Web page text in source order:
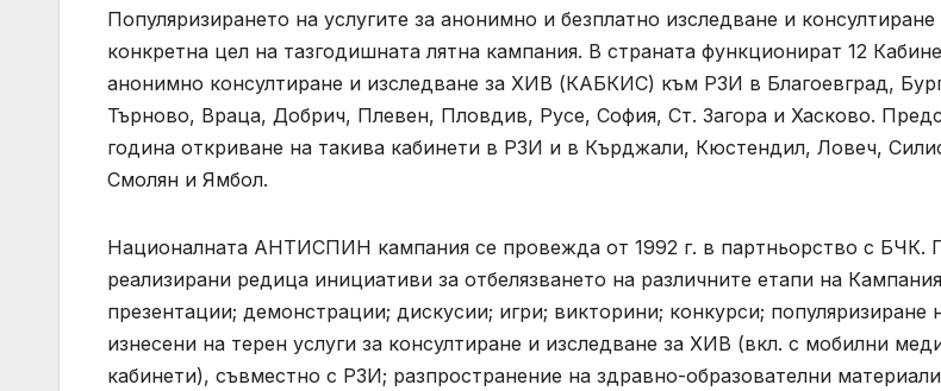
Популяризирането на услугите за анонимно и безплатно изследване и
конкретна цел на тазгодишната лятна кампания. В страната функционират 12
анонимно консултиране и изследване за ХИВ (КАБКИС) към РЗИ в Благоевград,
Търново, Враца, Добрич, Плевен, Пловдив, Русе, София, Ст. Загора и Хасково.
година откриване на такива кабинети в РЗИ и в Кърджали, Кюстендил, Ловеч,
Смолян и Ямбол.
Националната АНТИСПИН кампания се провежда от 1992 г. в партньорство с БЧК.
реализирани редица инициативи за отбелязването на различните етапи на
презентации; демонстрации; дискусии; игри; викторини; конкурси;
изнесени на терен услуги за консултиране и изследване за ХИВ (вкл. с мобилни
кабинети), съвместно с РЗИ; разпространение на здравно-образователни